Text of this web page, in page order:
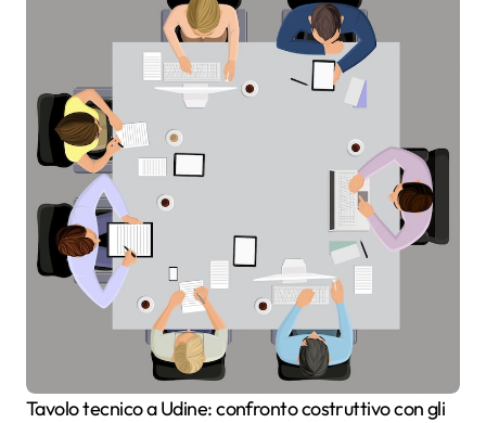
Tavolo tecnico a Udine: confronto costruttivo con gli